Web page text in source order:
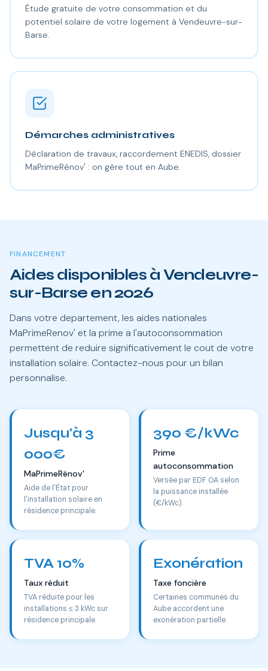
Étude gratuite de votre consommation et du
potentiel solaire de votre logement à Vendeuvre-sur-
Barse.
Démarches administratives
Déclaration de travaux, raccordement ENEDIS, dossier
MaPrimeRénov' : on gère tout en Aube.
FINANCEMENT
Aides disponibles à Vendeuvre-
sur-Barse en 2026
Dans votre departement, les aides nationales
MaPrimeRenov' et la prime a l'autoconsommation
permettent de reduire significativement le cout de votre
installation solaire. Contactez-nous pour un bilan
personnalise.
Jusqu'à 3
000€
MaPrimeRénov'
Aide de l'État pour
l'installation solaire en
résidence principale.
390 €/kWc
Prime
autoconsommation
Versée par EDF OA selon
la puissance installée
(€/kWc).
TVA 10%
Taux réduit
TVA réduite pour les
installations ≤ 3 kWc sur
résidence principale.
Exonération
Taxe foncière
Certaines communes du
Aube accordent une
exonération partielle.